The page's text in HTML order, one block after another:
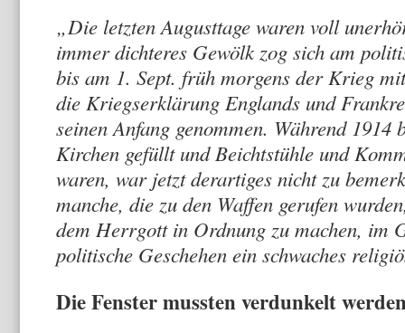
„Die letzten Augusttage waren voll
immer dichteres Gewölk zog sich am
bis am 1. Sept. früh morgens der Krieg
die Kriegserklärung Englands und
seinen Anfang genommen. Während
Kirchen gefüllt und Beichtstühle und
waren, war jetzt derartiges nicht zu
manche, die zu den Waffen gerufen
dem Herrgott in Ordnung zu machen, im
politische Geschehen ein schwaches
Die Fenster mussten verdunkelt